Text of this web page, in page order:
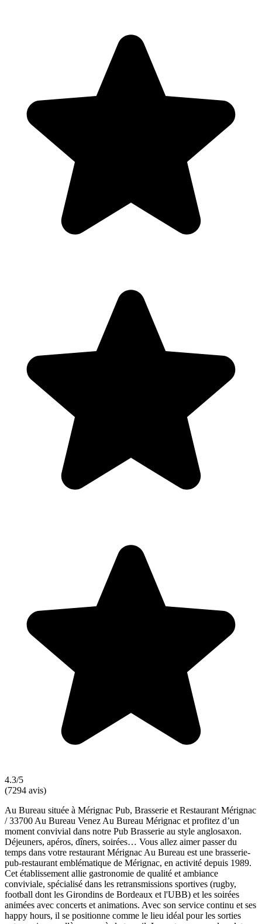
4.3/5
(7294 avis)
Au Bureau située à Mérignac Pub, Brasserie et Restaurant Mérignac
/ 33700 Au Bureau Venez Au Bureau Mérignac et profitez d’un
moment convivial dans notre Pub Brasserie au style anglosaxon.
Déjeuners, apéros, dîners, soirées… Vous allez aimer passer du
temps dans votre restaurant Mérignac Au Bureau est une brasserie-
pub-restaurant emblématique de Mérignac, en activité depuis 1989.
Cet établissement allie gastronomie de qualité et ambiance
conviviale, spécialisé dans les retransmissions sportives (rugby,
football dont les Girondins de Bordeaux et l'UBB) et les soirées
animées avec concerts et animations. Avec son service continu et ses
happy hours, il se positionne comme le lieu idéal pour les sorties